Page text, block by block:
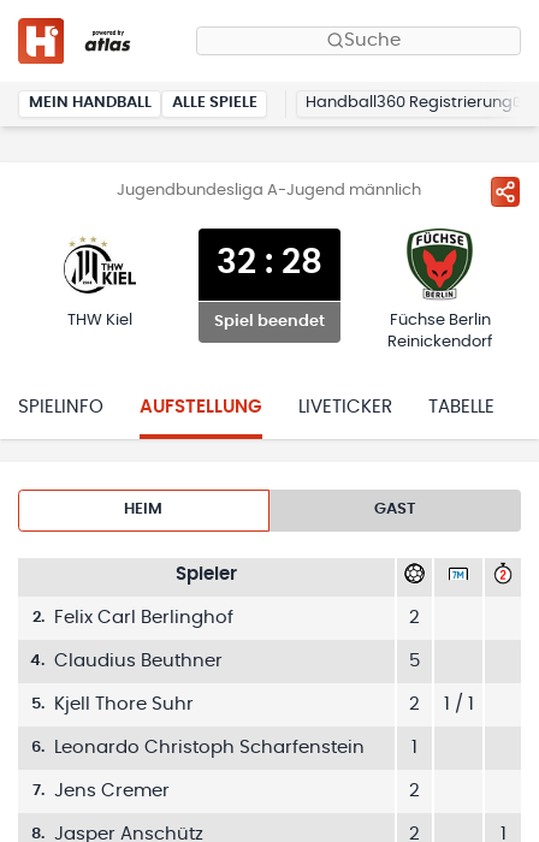
Suche
MEIN HANDBALL ALLE SPIELE Handball360 Registrierung
Jugendbundesliga A-Jugend männlich
THW Kiel
32 : 28
Spiel beendet
Füchse Berlin
Reinickendorf
SPIELINFO AUFSTELLUNG LIVETICKER TABELLE
HEIM GAST
Spieler
2. Felix Carl Berlinghof 2
4. Claudius Beuthner 5
5. Kjell Thore Suhr 2 1 / 1
6. Leonardo Christoph Scharfenstein
7. Jens Cremer 2
8. Jasper Anschütz 2